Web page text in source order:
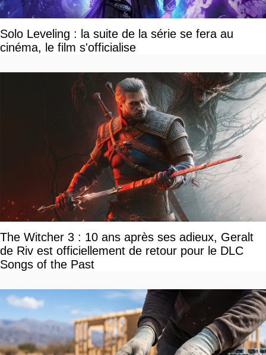
Solo Leveling : la suite de la série se fera au
cinéma, le film s'officialise
The Witcher 3 : 10 ans après ses adieux, Geralt
de Riv est officiellement de retour pour le DLC
Songs of the Past